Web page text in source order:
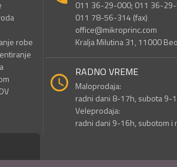
robe
011 36-29-000; 011 36-
011 78-56-314 (fax)
office@mikroprinc.com
Kralja Milutina 31, 11000
RADNO VREME
Maloprodaja:
radni dani 8-17h, subota 9-
Veleprodaja:
radni dani 9-16h, subotom i